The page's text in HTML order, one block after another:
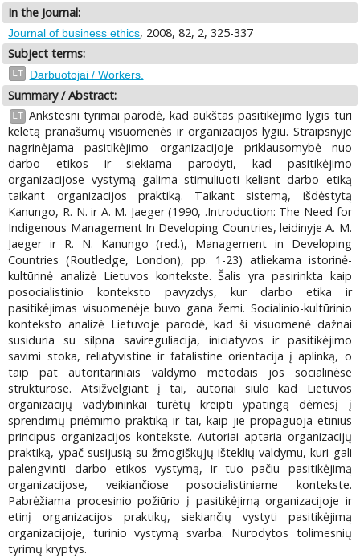
In the Journal:
Journal of business ethics, 2008, 82, 2, 325-337
Subject terms:
LT Darbuotojai / Workers.
Summary / Abstract:
LT Ankstesni tyrimai parodė, kad aukštas pasitikėjimo lygis turi
keletą pranašumų visuomenės ir organizacijos lygiu. Straipsnyje
nagrinėjama pasitikėjimo organizacijoje priklausomybė nuo
darbo etikos ir siekiama parodyti, kad pasitikėjimo
organizacijose vystymą galima stimuliuoti keliant darbo etiką
taikant organizacijos praktiką. Taikant sistemą, išdėstytą
Kanungo, R. N. ir A. M. Jaeger (1990, .Introduction: The Need for
Indigenous Management In Developing Countries, leidinyje A. M.
Jaeger ir R. N. Kanungo (red.), Management in Developing
Countries (Routledge, London), pp. 1-23) atliekama istorinė-
kultūrinė analizė Lietuvos kontekste. Šalis yra pasirinkta kaip
posocialistinio konteksto pavyzdys, kur darbo etika ir
pasitikėjimas visuomenėje buvo gana žemi. Socialinio-kultūrinio
konteksto analizė Lietuvoje parodė, kad ši visuomenė dažnai
susiduria su silpna savireguliacija, iniciatyvos ir pasitikėjimo
savimi stoka, reliatyvistine ir fatalistine orientacija į aplinką, o
taip pat autoritariniais valdymo metodais jos socialinėse
struktūrose. Atsižvelgiant į tai, autoriai siūlo kad Lietuvos
organizacijų vadybininkai turėtų kreipti ypatingą dėmesį į
sprendimų priėmimo praktiką ir tai, kaip jie propaguoja etinius
principus organizacijos kontekste. Autoriai aptaria organizacijų
praktiką, ypač susijusią su žmogiškųjų išteklių valdymu, kuri gali
palengvinti darbo etikos vystymą, ir tuo pačiu pasitikėjimą
organizacijose, veikiančiose posocialistiniame kontekste.
Pabrėžiama procesinio požiūrio į pasitikėjimą organizacijoje ir
etinį organizacijos praktikų, siekiančių vystyti pasitikėjimą
organizacijoje, turinio vystymą svarba. Nurodytos tolimesnių
tyrimų kryptys.